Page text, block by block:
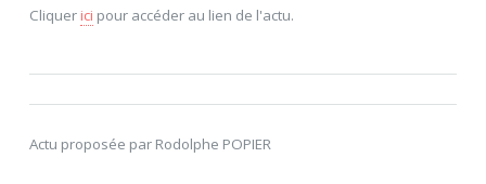
Cliquerici pour accéder au lien de l'actu.
Actu proposée par Rodolphe POPIER